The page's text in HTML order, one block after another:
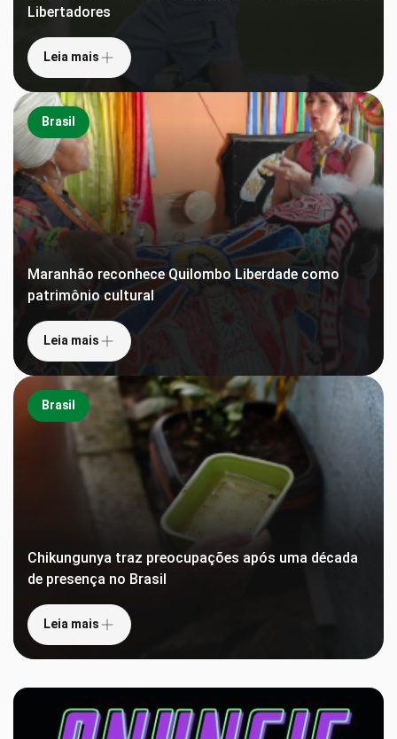
Libertadores
Leia mais
Brasil
Maranhão reconhece Quilombo Liberdade como
patrimônio cultural
Leia mais
Brasil
Chikungunya traz preocupações após uma década
de presença no Brasil
Leia mais